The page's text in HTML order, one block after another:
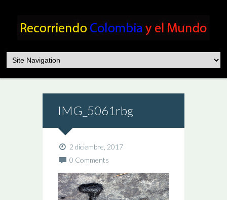
IMG_5061rbg
2 diciembre, 2017
0 Comments